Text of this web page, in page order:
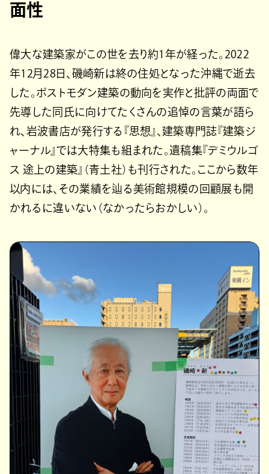
面性
偉大な建築家がこの世を去り約1年が経った。2022
年12月28日、磯崎新は終の住処となった沖縄で逝去
した。ポストモダン建築の動向を実作と批評の両面で
先導した同氏に向けてたくさんの追悼の言葉が語ら
れ、岩波書店が発行する『思想』、建築専門誌『建築ジ
ャーナル』では大特集も組まれた。遺稿集『デミウルゴ
ス 途上の建築』（青土社）も刊行された。ここから数年
以内には、その業績を辿る美術館規模の回顧展も開
かれるに違いない（なかったらおかしい）。